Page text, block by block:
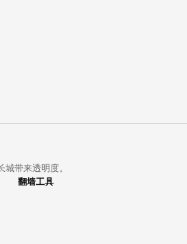
带来透明度。
翻墙工具